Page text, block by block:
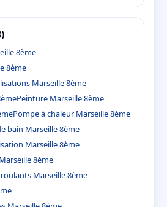
8ème
8ème
Marseille 8ème
Peinture Marseille 8ème
Pompe à chaleur Marseille 8ème
bain Marseille 8ème
Marseille 8ème
8ème
Marseille 8ème